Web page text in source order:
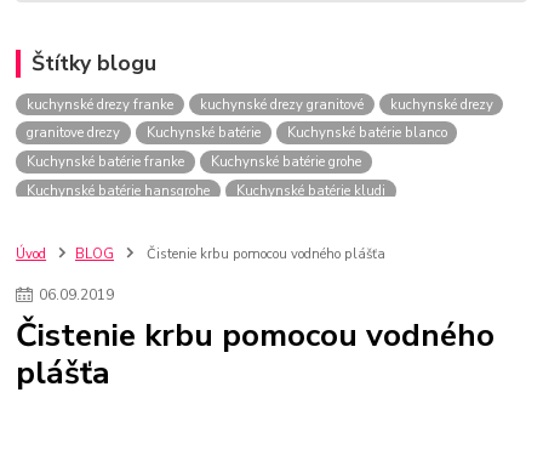
Štítky blogu
kuchynské drezy franke kuchynské drezy granitové
kuchynské drezy
granitove drezy
Kuchynské batérie
Kuchynské batérie blanco
Kuchynské batérie franke
Kuchynské batérie grohe
Kuchynské batérie hansgrohe
Kuchynské batérie kludi
kuchynské batérie sagittarius
kuchynské batérie
vodovodné batérie
kuchynské drezy sety
kúpelňové batérie
vodovodné batérie do kúpelne kuchynske
drez
bidetové batérie
Úvod BLOG Čistenie krbu pomocou vodného plášťa
06.09.2019
Čistenie krbu pomocou vodného
plášťa